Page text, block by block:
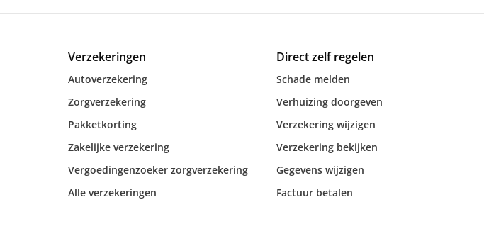
Verzekeringen
Autoverzekering
Zorgverzekering
Pakketkorting
Zakelijke verzekering
Vergoedingenzoeker zorgverzekering
Alle verzekeringen
Direct zelf regelen
Schade melden
Verhuizing doorgeven
Verzekering wijzigen
Verzekering bekijken
Gegevens wijzigen
Factuur betalen